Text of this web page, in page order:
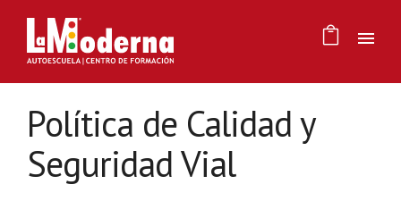
Política de Calidad y
Seguridad Vial